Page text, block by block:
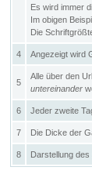
Es wird immer
Im obigen
Die
4 Angezeigt wird
5
Alle über den
untereinander
6 Jeder zweite
7 Die Dicke der
8 Darstellung